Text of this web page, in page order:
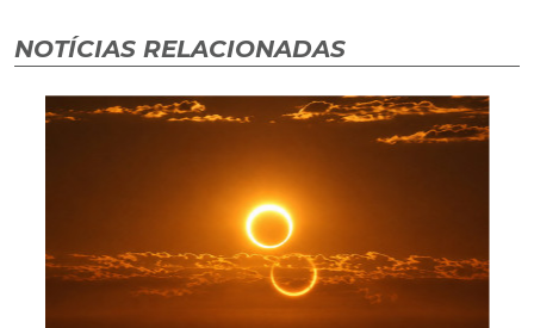
NOTÍCIAS RELACIONADAS